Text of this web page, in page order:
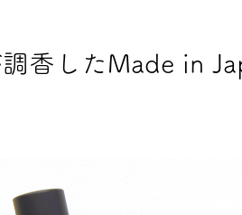
香したMade in